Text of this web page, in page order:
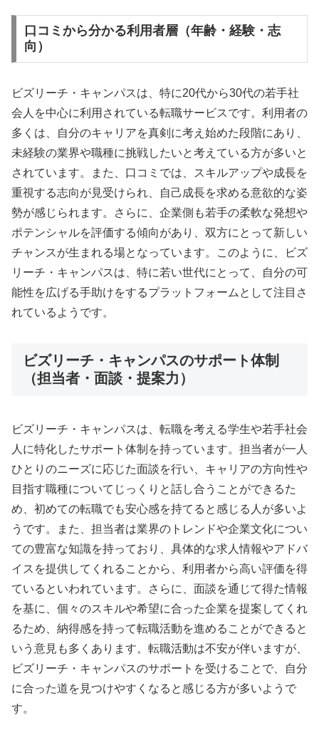
口コミから分かる利用者層（年齢・経験・志
向）
ビズリーチ・キャンパスは、特に20代から30代の若手社
会人を中心に利用されている転職サービスです。利用者の
多くは、自分のキャリアを真剣に考え始めた段階にあり、
未経験の業界や職種に挑戦したいと考えている方が多いと
されています。また、口コミでは、スキルアップや成長を
重視する志向が見受けられ、自己成長を求める意欲的な姿
勢が感じられます。さらに、企業側も若手の柔軟な発想や
ポテンシャルを評価する傾向があり、双方にとって新しい
チャンスが生まれる場となっています。このように、ビズ
リーチ・キャンパスは、特に若い世代にとって、自分の可
能性を広げる手助けをするプラットフォームとして注目さ
れているようです。
ビズリーチ・キャンパスのサポート体制
（担当者・面談・提案力）
ビズリーチ・キャンパスは、転職を考える学生や若手社会
人に特化したサポート体制を持っています。担当者が一人
ひとりのニーズに応じた面談を行い、キャリアの方向性や
目指す職種についてじっくりと話し合うことができるた
め、初めての転職でも安心感を持てると感じる人が多いよ
うです。また、担当者は業界のトレンドや企業文化につい
ての豊富な知識を持っており、具体的な求人情報やアドバ
イスを提供してくれることから、利用者から高い評価を得
ているといわれています。さらに、面談を通じて得た情報
を基に、個々のスキルや希望に合った企業を提案してくれ
るため、納得感を持って転職活動を進めることができると
いう意見も多くあります。転職活動は不安が伴いますが、
ビズリーチ・キャンパスのサポートを受けることで、自分
に合った道を見つけやすくなると感じる方が多いようで
す。